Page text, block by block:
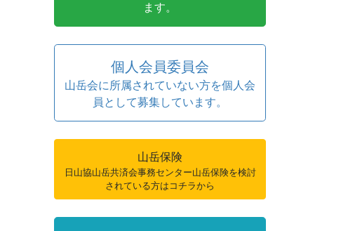
ます。
個人会員委員会
山岳会に所属されていない方を個人会
員として募集しています。
山岳保険
日山協山岳共済会事務センター山岳保険を検討
されている方はコチラから